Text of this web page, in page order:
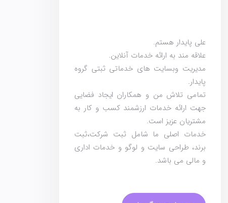
علی پایدار هستم.
علاقه مند به ارائه خدمات آنلاین.
مدیریت وبسایت های خدماتی ثبتی گروه
پایدار.
تمامی تلاش من و همکاران ایجاد فضایی
جهت ارائه خدمات ارزشمند کسب و کار به
مشتریان عزیز است.
خدمات اصلی ما شامل ثبت شرکت،ثبت
برند، طراحی سایت و لوگو و خدمات اداری
و مالی می باشد.